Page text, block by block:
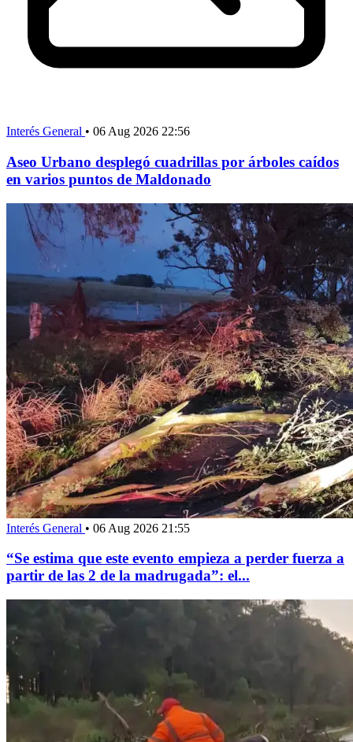
Interés General • 06 Aug 2026 22:56
Aseo Urbano desplegó cuadrillas por árboles caídos
en varios puntos de Maldonado
Interés General • 06 Aug 2026 21:55
“Se estima que este evento empieza a perder fuerza a
partir de las 2 de la madrugada”: el...